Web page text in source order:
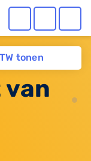
tonen